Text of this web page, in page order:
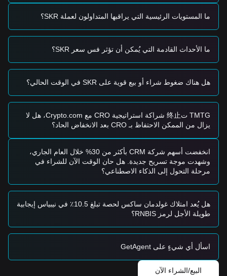
المستثمرون المحافظون
على دفعات.
• بدلاً من ذلك، انتظر إغلاقًا يوميًا مؤكدًا فوق مقاومة$0.00585
الدخول عقب إعادة الاختبار.
مستثمرو الاتجاه
جديد. يُقدَّر هدف السعر التالي عند $0.00720
.
الاختراق.
المستثمرون على المدى الطويل
• طالما يحافظ السوق على بنيته فوق دعم $0.00380
على مستوى
أوسع، يظل التوقع المتوسط إلى الطويل الأجل إيجابيًا للتجميع.
ملخص الاتجاهات
رؤى السوق
من منظور قصير الأجل، أظهر Seeker بنية سعرية
ضمن نطاق
خلال الأيام السبعة الماضية، وكانت معنويات السوق عمومًا
إلى حذرة. يعمل السوق حاليًا على امتصاص المعروض داخل الممر
الفني المحدد.
آفاق السوق
إذا اخترق Seeker أعلى
$0.00585
إذا انخفض Seeker إلى ما دون
$0.00420
، فإن مستوى الهدف
التالي هو
إجماع السوق
يرى إجماع المحللين أنه رغم أن Seeker قد يواجه استمرار التذبذب
أو حركة جانبية في المدى القريب، فإن الاتجاه متوسط الأجل
ما المستويات الرئيسية التي يراقبها المتداولون لعملة SKR؟
ما الأحداث القادمة التي يُمكن أن تؤثر فس سعر SKR؟
هل هناك ضغوط شراء أو بيع قوية على SKR في الوقت الحالي؟
TMTG ت终止 شراكة استراتيجية CRO مع Crypto.com، هل لا
يزال من الممكن الاحتفاظ بـ CRO بعد الانخفاض الحاد؟
انخفضت أسهم شركة CRM بأكثر من 30% خلال العام الجاري،
وشهدت موجة تسريح جديدة. هل حان الوقت الآن للشراء في
مرحلة التحول إلى الذكاء الاصطناعي؟
هل يُعد امتلاك غولدمان ساكس لحصة تبلغ 10.5٪ في نيبياس إيجابية
طويلة الأجل لرمز RNBIS؟
اسأل أي شيءٍ على GetAgent
البيع/الشراء الآن